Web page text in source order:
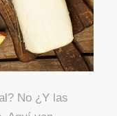
No ¿Y las